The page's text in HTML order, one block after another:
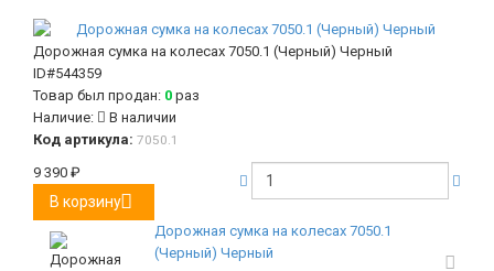
Дорожная сумка на колесах 7050.1 (Черный) Черный
ID#544359
Товар был продан: 0 раз
Наличие:
В наличии
Код артикула: 7050.1
9 390 ₽
В корзину
Дорожная сумка на колесах 7050.1
(Черный) Черный